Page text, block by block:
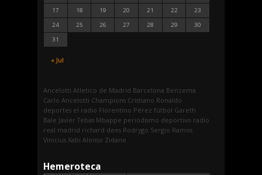
« Jul
17
18 19 20 21 22
23
24
25 26 27 28 29
30
31
Ancelotti Atletico de Madrid Barcelona Benzema
Carlo Ancelotti Champions Cristiano Ronaldo
deportes el radio Florentino Pérez fútbol Gareth
Bale Javier Tebas Mbappe periodismo deportivo radio
real madrid richard dees Rodrygo Sergio Ramos
Vinicius Xabi Alonso Zidane
Hemeroteca